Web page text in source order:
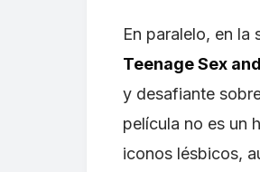
En paralelo, en la
Teenage Sex
y desafiante
película no es un
iconos lésbicos,